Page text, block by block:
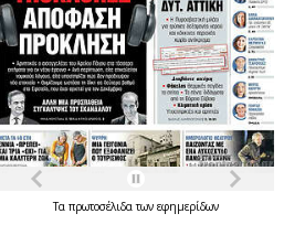
Τα πρωτοσέλιδατων εφημερίδων